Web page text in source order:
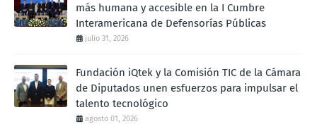
más humana y accesible en la I Cumbre
Interamericana de Defensorías Públicas
julio 31, 2026
Fundación iQtek y la Comisión TIC de la Cámara
de Diputados unen esfuerzos para impulsar el
talento tecnológico
agosto 01, 2026